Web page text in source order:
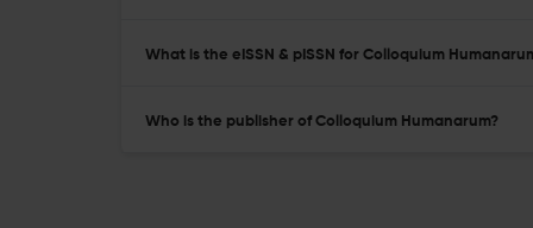
What is the eISSN & pISSN for Colloquium
Who is the publisher of Colloquium Humanarum?